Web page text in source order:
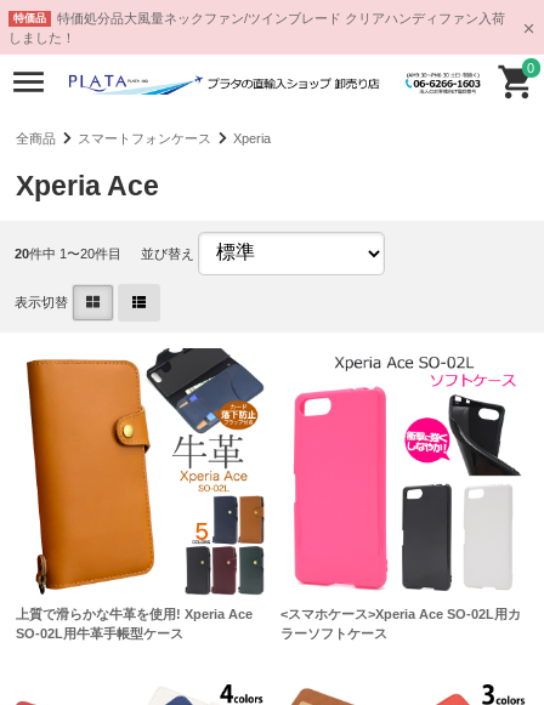
特価品
特価処分品大風量ネックファン/ツインブレード クリアハンディファン入荷
しました！
0
全商品 スマートフォンケース Xperia
Xperia Ace
20件中 1〜20件目 並び替え
表示切替
上質で滑らかな牛革を使用! Xperia Ace
SO-02L用牛革手帳型ケース
<スマホケース>Xperia Ace SO-02L用カ
ラーソフトケース